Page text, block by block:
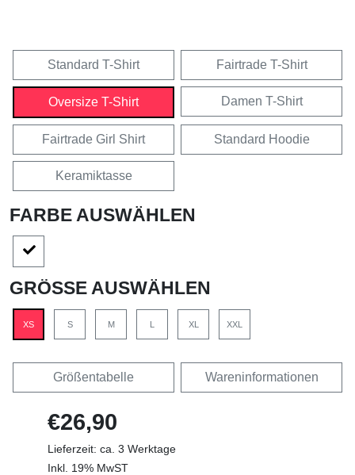
Standard T-Shirt Fairtrade T-Shirt
Oversize T-Shirt Damen T-Shirt
Fairtrade Girl Shirt Standard Hoodie
Keramiktasse
FARBE AUSWÄHLEN
GRÖSSE AUSWÄHLEN
XS S M L XL XXL
Größentabelle Wareninformationen
€26,90
Lieferzeit: ca. 3 Werktage
Inkl. 19% MwST